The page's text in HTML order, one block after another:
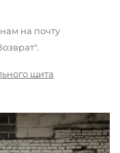
на почту
щита